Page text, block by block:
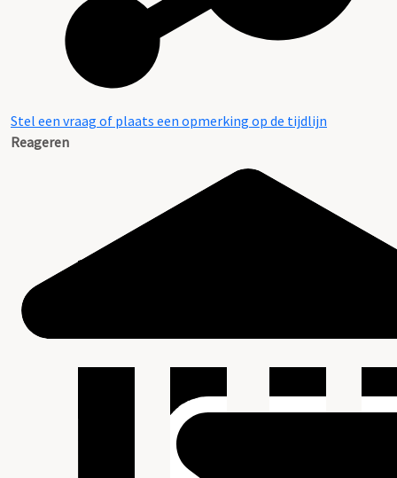
Stel een vraag of plaats een opmerking op de tijdlijn
Reageren